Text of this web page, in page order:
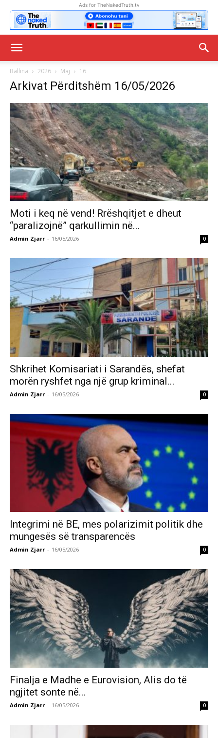
Ads for TheNakedTruth.tv
Ballina 2026 Maj 16
Arkivat Përditshëm 16/05/2026
Moti i keq në vend! Rrëshqitjet e dheut
“paralizojnë” qarkullimin në...
Admin Zjarr - 16/05/2026 0
Shkrihet Komisariati i Sarandës, shefat
morën ryshfet nga një grup kriminal...
Admin Zjarr - 16/05/2026 0
Integrimi në BE, mes polarizimit politik dhe
mungesës së transparencës
Admin Zjarr - 16/05/2026 0
Finalja e Madhe e Eurovision, Alis do të
ngjitet sonte në...
Admin Zjarr - 16/05/2026 0